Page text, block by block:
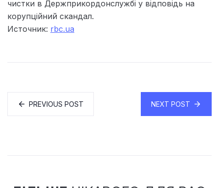
чистки в Держприкордонслужбі у відповідь на
корупційний скандал.
Источник: rbc.ua
PREVIOUS POST NEXT POST